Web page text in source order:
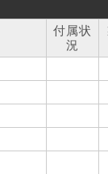
付属状
況